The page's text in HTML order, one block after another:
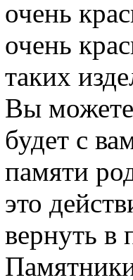
очень
очень
таких
Вы можете
будет с
памяти
это
вернуть в